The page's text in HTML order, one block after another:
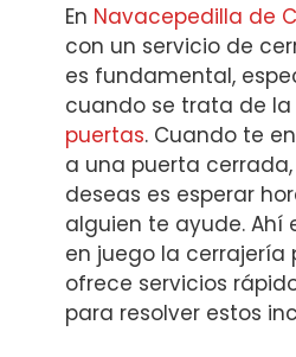
En Navacepedilla de
con un servicio de
es fundamental,
cuando se trata de la
puertas. Cuando te
a una puerta
deseas es esperar
alguien te ayude. Ahí
en juego la cerrajería
ofrece servicios
para resolver estos